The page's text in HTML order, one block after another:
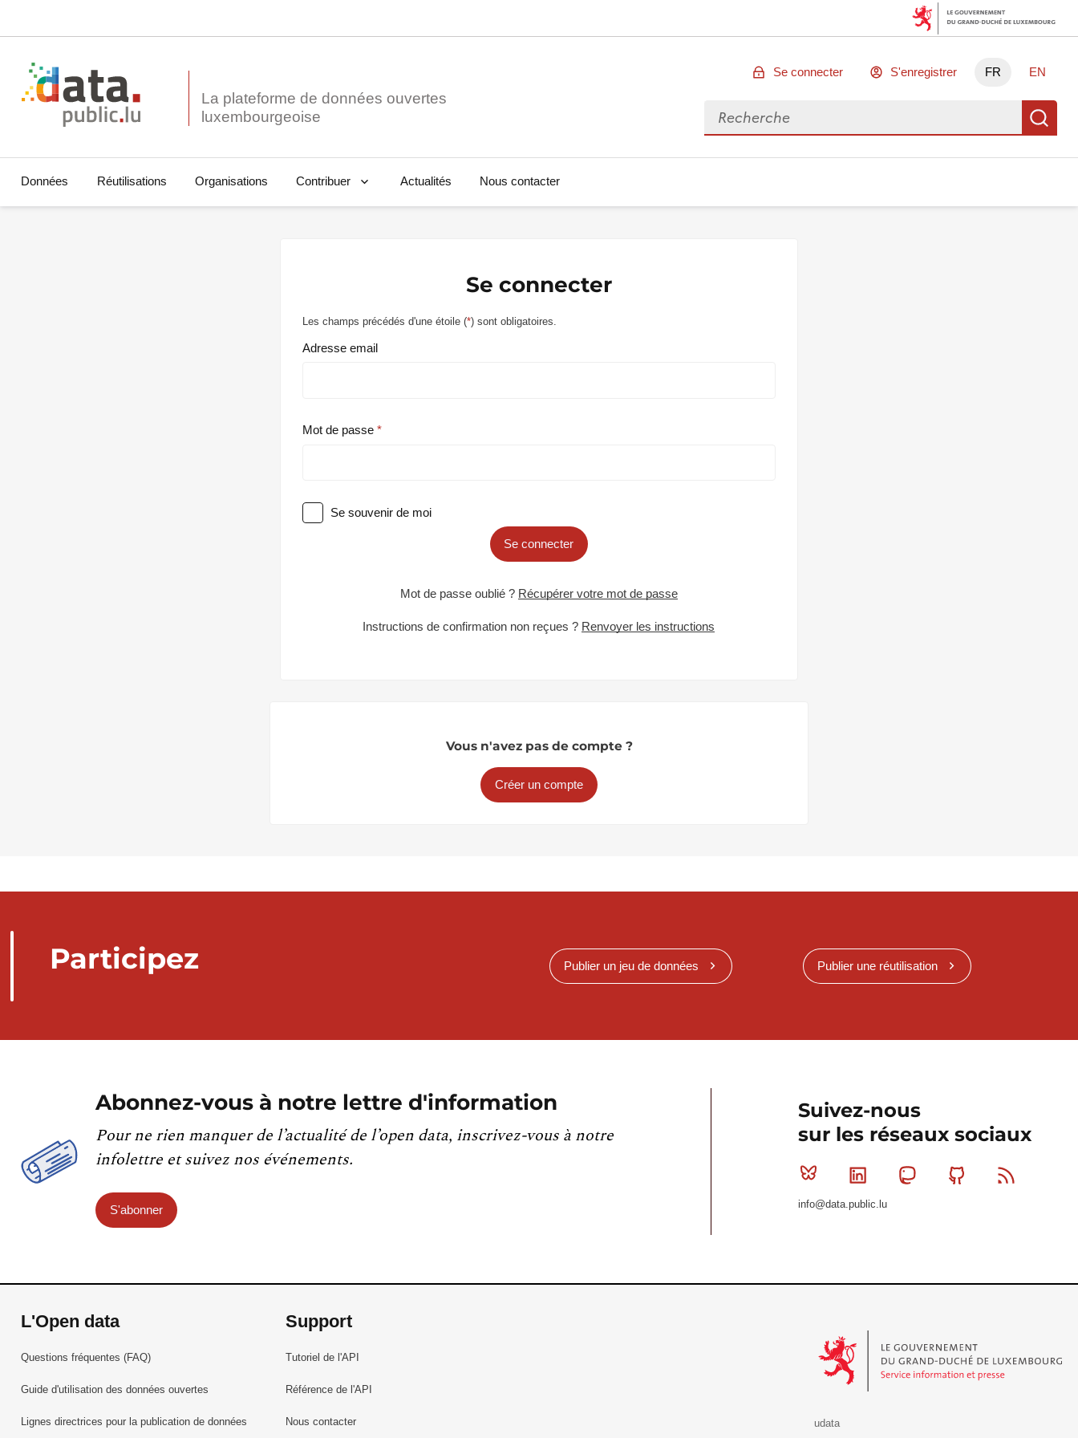
La plateforme de données ouvertes
Se connecter S'enregistrer FR EN
Rechercher des données
Données Réutilisations Organisations Contribuer Actualités Nous contacter
Se connecter
Les champs précédés d'une étoile (*) sont obligatoires.
Adresse email
Mot de passe
Se souvenir de moi
Se connecter
Mot de passe oublié ? Récupérer votre mot de passe
Instructions de confirmation non reçues ? Renvoyer les instructions
Vous n'avez pas de compte ?
Créer un compte
Participez Publier un jeu de données Publier une réutilisation
Abonnez-vous à notre lettre d'information
Pour ne rien manquer de l’actualité de l’open data, inscrivez-vous à notre
infolettre et suivez nos événements.
S'abonner
Suivez-nous
sur les réseaux sociaux
Bluesky Linkedin MastodonGithub
info@data.public.lu
L'Open data
Questions fréquentes (FAQ)
Guide d'utilisation des données ouvertes
Lignes directrices pour la publication de données
Support
Tutoriel de l'API
Référence de l'API
Nous contacter
udata